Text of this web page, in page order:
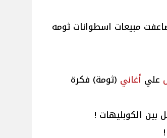
مبيعات اسطوانات ثومه
علي أغاني (ثومة) فكرة
الكوبليهات !